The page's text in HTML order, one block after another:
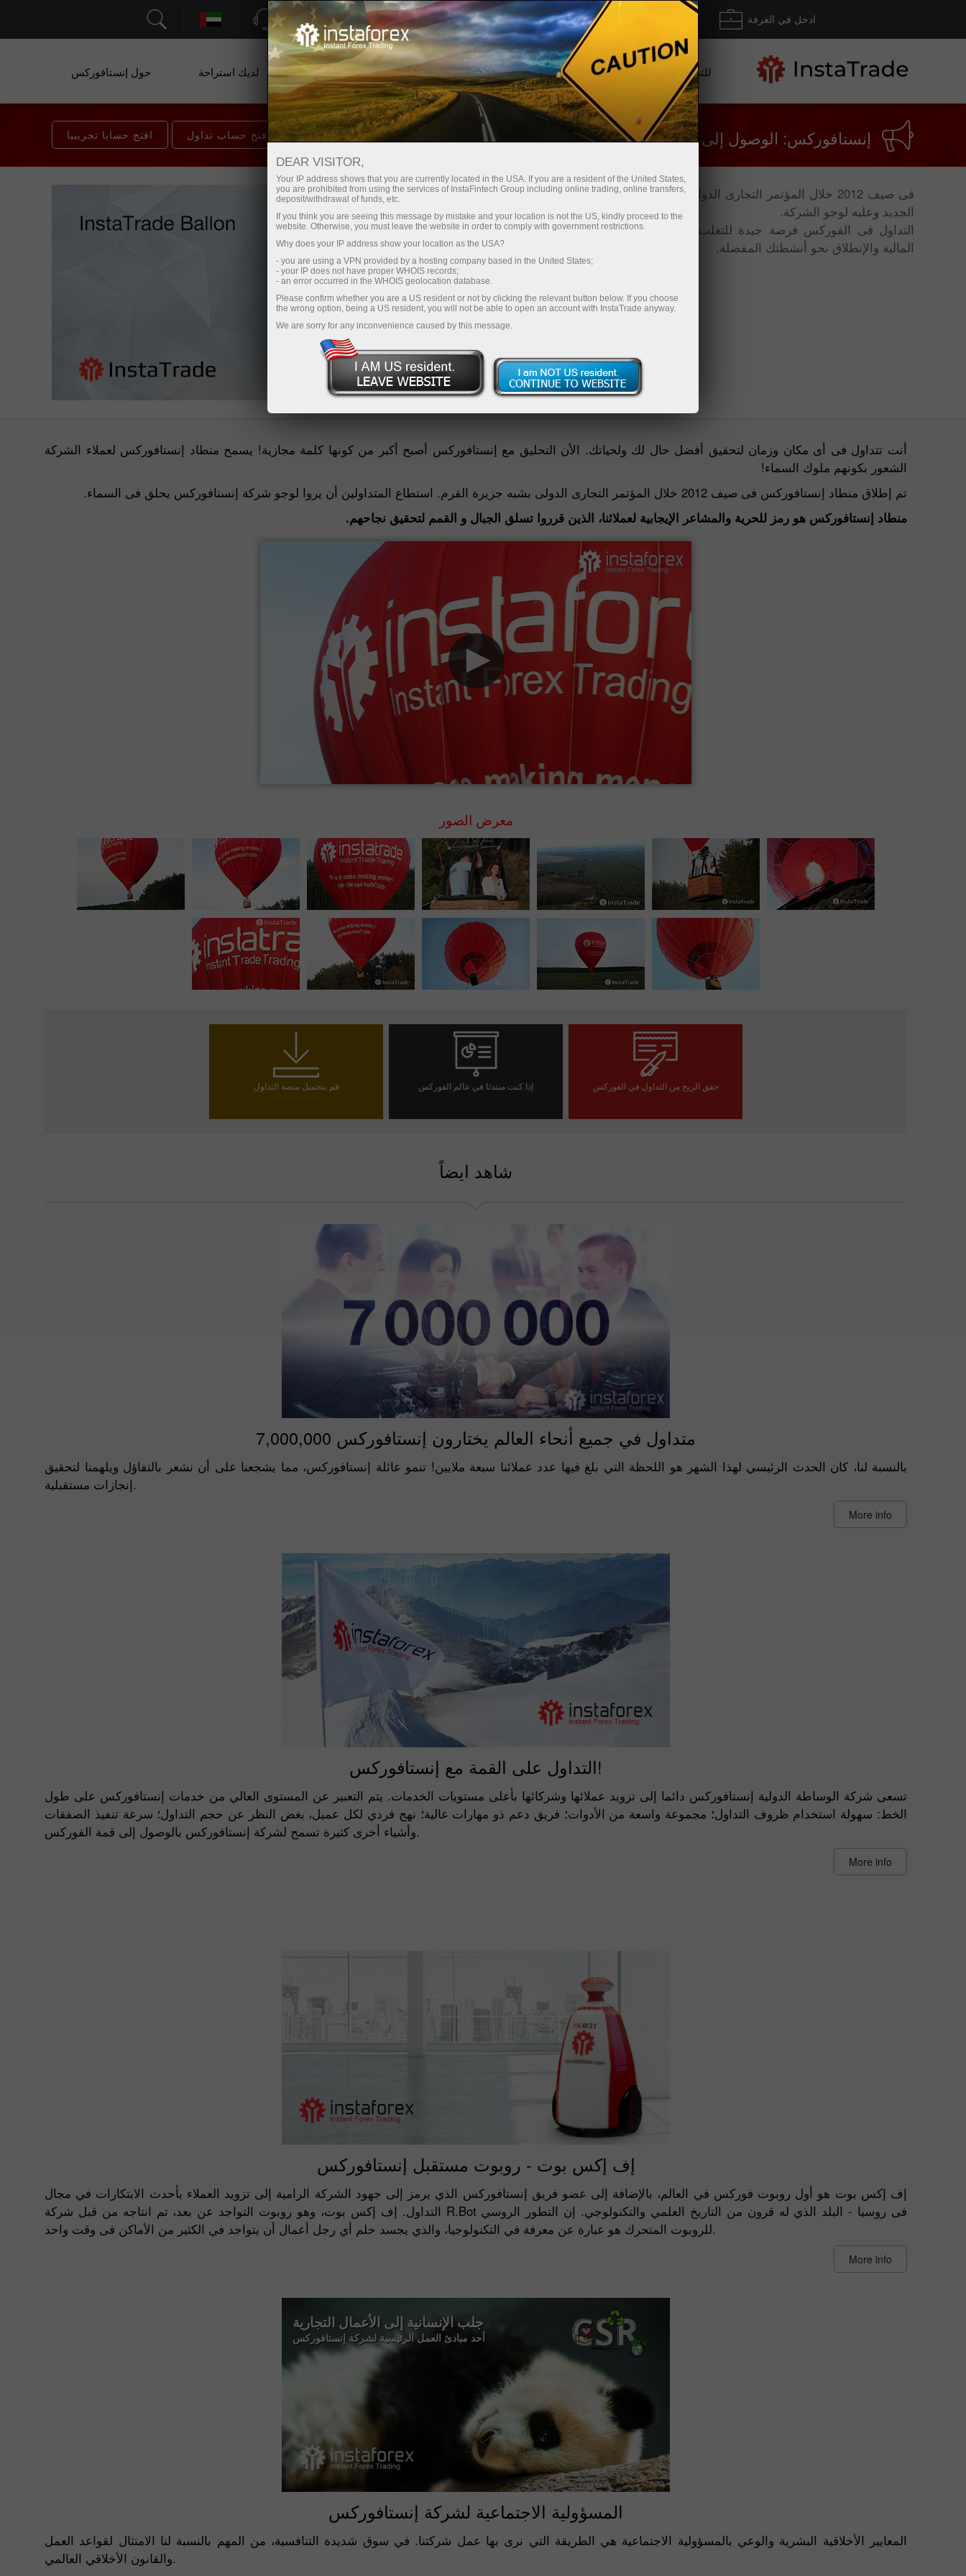
الدعم فتح الحساب الفوري منصة التداول ادخل في الغرفة
للتجار للمبتدئين للشركاء خدمات الشركة لديك استراحة حول إنستافوركس
إنستافوركس: الوصول إلى الشمس افتح حساب تداول افتح حسابا تجريبيا
فى صيف 2012 خلال المؤتمر التجارى الدولى، أطلقت شركة إنستافوركس منطادها
الجديد وعليه لوجو الشركة.
التداول فى الفوركس فرصة جيدة للتغلب على الروتين، متاعب العمل، المشاكل
المالية والإنطلاق نحو أنشطتك المفضلة.
أنت تتداول فى أى مكان وزمان لتحقيق أفضل حال لك ولحياتك. الأن التحليق مع إنستافوركس أصبح أكبر من كونها كلمة مجازية! يسمح منطاد إنستافوركس لعملاء الشركة
الشعور بكونهم ملوك السماء!
تم إطلاق منطاد إنستافوركس فى صيف 2012 خلال المؤتمر التجارى الدولى بشبه جزيرة القرم. استطاع المتداولين أن يروا لوجو شركة إنستافوركس يحلق فى السماء.
منطاد إنستافوركس هو رمز للحرية والمشاعر الإيجابية لعملائنا، الذين قرروا تسلق الجبال و القمم لتحقيق نجاحهم.
معرض الصور
حقق الربح من التداول في الفوركس إذا كنت مبتدئا في عالم الفوركس قم بتحميل منصة التداول
شاهد ايضاً
7,000,000 متداول في جميع أنحاء العالم يختارون إنستافوركس
بالنسبة لنا، كان الحدث الرئيسي لهذا الشهر هو اللحظة التي بلغ فيها عدد عملائنا سبعة ملايين! تنمو عائلة إنستافوركس، مما يشجعنا على أن نشعر بالتفاؤل ويلهمنا لتحقيق
إنجازات مستقبلية.
More info
التداول على القمة مع إنستافوركس!
تسعى شركة الوساطة الدولية إنستافوركس دائما إلى تزويد عملائها وشركائها بأعلى مستويات الخدمات. يتم التعبير عن المستوى العالي من خدمات إنستافوركس على طول
الخط: سهولة استخدام ظروف التداول؛ مجموعة واسعة من الأدوات؛ فريق دعم ذو مهارات عالية؛ نهج فردي لكل عميل، بغض النظر عن حجم التداول؛ سرعة تنفيذ الصفقات
وأشياء أخرى كثيرة تسمح لشركة إنستافوركس بالوصول إلى قمة الفوركس.
More info
إف إكس بوت - روبوت مستقبل إنستافوركس
إف إكس بوت هو أول روبوت فوركس في العالم، بالإضافة إلى عضو فريق إنستافوركس الذي يرمز إلى جهود الشركة الرامية إلى تزويد العملاء بأحدث الابتكارات في مجال
التداول. إف إكس بوت، وهو روبوت التواجد عن بعد، تم انتاجه من قبل شركة R.Bot فى روسيا - البلد الذي له قرون من التاريخ العلمي والتكنولوجي. إن التطور الروسي
للروبوت المتحرك هو عبارة عن معرفة في التكنولوجيا، والذي يجسد حلم أي رجل أعمال أن يتواجد في الكثير من الأماكن فى وقت واحد.
More info
جلب الإنسانية إلى الأعمال التجارية
أحد مبادئ العمل الرئيسية لشركة إنستافوركس
المسؤولية الاجتماعية لشركة إنستافوركس
المعايير الأخلاقية البشرية والوعي بالمسؤولية الاجتماعية هي الطريقة التي نرى بها عمل شركتنا. في سوق شديدة التنافسية، من المهم بالنسبة لنا الامتثال لقواعد العمل
والقانون الأخلاقي العالمي.
DEAR VISITOR,
Your IP address shows that you are currently located in the USA. If you are a resident of the United States,
you are prohibited from using the services of InstaFintech Group including online trading, online transfers,
deposit/withdrawal of funds, etc.
If you think you are seeing this message by mistake and your location is not the US, kindly proceed to the
website. Otherwise, you must leave the website in order to comply with government restrictions.
Why does your IP address show your location as the USA?
- you are using a VPN provided by a hosting company based in the United States;
- your IP does not have proper WHOIS records;
- an error occurred in the WHOIS geolocation database.
Please confirm whether you are a US resident or not by clicking the relevant button below. If you choose
the wrong option, being a US resident, you will not be able to open an account with InstaTrade anyway.
We are sorry for any inconvenience caused by this message.